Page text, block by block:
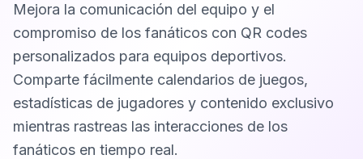
Mejora la comunicación del equipo y el
compromiso de los fanáticos con QR codes
personalizados para equipos deportivos.
Comparte fácilmente calendarios de juegos,
estadísticas de jugadores y contenido exclusivo
mientras rastreas las interacciones de los
fanáticos en tiempo real.